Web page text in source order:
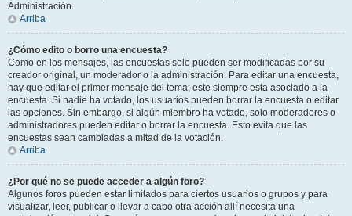
Administración.
Arriba
¿Cómo edito o borro una encuesta?
Como en los mensajes, las encuestas solo pueden ser modificadas por su
creador original, un moderador o la administración. Para editar una encuesta,
hay que editar el primer mensaje del tema; este siempre esta asociado a la
encuesta. Si nadie ha votado, los usuarios pueden borrar la encuesta o editar
las opciones. Sin embargo, si algún miembro ha votado, solo moderadores o
administradores pueden editar o borrar la encuesta. Esto evita que las
encuestas sean cambiadas a mitad de la votación.
Arriba
¿Por qué no se puede acceder a algún foro?
Algunos foros pueden estar limitados para ciertos usuarios o grupos y para
visualizar, leer, publicar o llevar a cabo otra acción allí necesita una